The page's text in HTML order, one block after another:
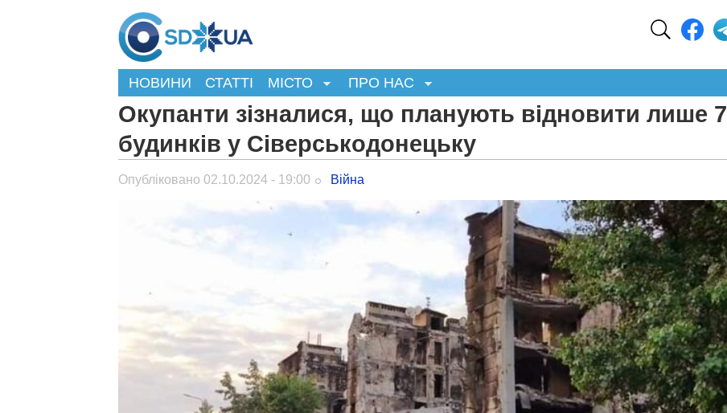
НОВИНИ СТАТТІ МІСТО ПРО НАС
Окупанти зізналися, що планують відновити лише 7
будинків у Сіверськодонецьку
Опубліковано 02.10.2024 - 19:00 Війна